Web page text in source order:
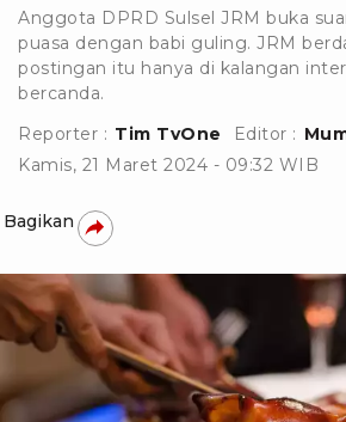
Anggota DPRD Sulsel JRM buka
puasa dengan babi guling. JRM
postingan itu hanya di kalangan
bercanda.
Reporter : Tim TvOne Editor :
Kamis, 21 Maret 2024 - 09:32 WIB
Bagikan